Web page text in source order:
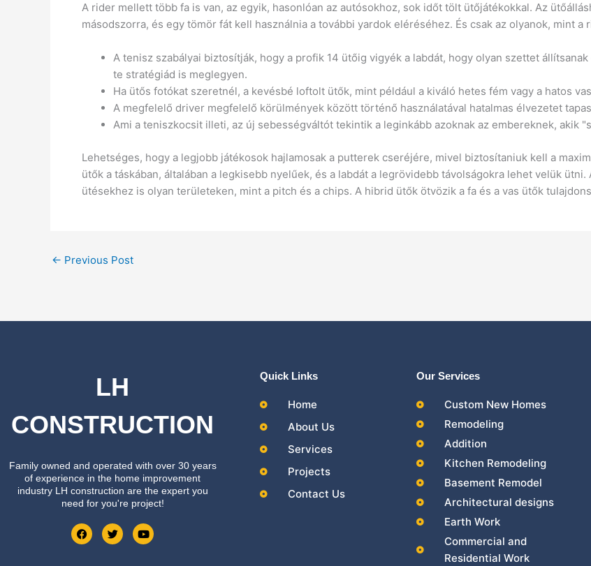
A rider mellett több fa is van, az egyik, hasonlóan az autósokhoz, sok időt tölt ütőjátékokkal. Az
másodszorra, és egy tömör fát kell használnia a további yardok eléréséhez. És csak az olyanok, mint
A tenisz szabályai biztosítják, hogy a profik 14 ütőig vigyék a labdát, hogy olyan szettet
te stratégiád is meglegyen.
Ha ütős fotókat szeretnél, a kevésbé loftolt ütők, mint például a kiváló hetes fém vagy a hatos
A megfelelő driver megfelelő körülmények között történő használatával hatalmas élvezetet
Ami a teniszkocsit illeti, az új sebességváltót tekintik a leginkább azoknak az embereknek, akik
Lehetséges, hogy a legjobb játékosok hajlamosak a putterek cseréjére, mivel biztosítaniuk kell a
ütők a táskában, általában a legkisebb nyelűek, és a labdát a legrövidebb távolságokra lehet velük
ütésekhez is olyan területeken, mint a pitch és a chips. A hibrid ütők ötvözik a fa és a vas ütők
← Previous Post
LH
CONSTRUCTION
Family owned and operated with over 30 years
of experience in the home improvement
industry LH construction are the expert you
need for you're project!
F
a
T
w
Y
o
Quick Links
Home
About Us
Services
Projects
Contact Us
Our Services
Custom New Homes
Remodeling
Addition
Kitchen Remodeling
Basement Remodel
Architectural designs
Earth Work
Commercial and
Residential Work